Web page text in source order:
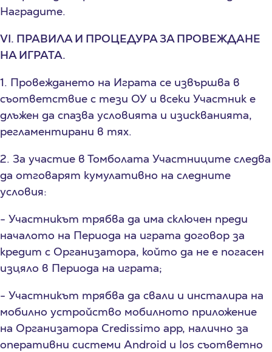
Наградите.
VI. ПРАВИЛА И ПРОЦЕДУРА ЗА ПРОВЕЖДАНЕ
НА ИГРАТА.
1. Провеждането на Играта се извършва в
съответствие с тези ОУ и всеки Участник е
длъжен да спазва условията и изискванията,
регламентирани в тях.
2. За участие в Томболата Участниците следва
да отговарят кумулативно на следните
условия:
- Участникът трябва да има сключен преди
началото на Периода на играта договор за
кредит с Организатора, който да не е погасен
изцяло в Периода на играта;
- Участникът трябва да свали и инсталира на
мобилно устройство мобилното приложение
на Организатора Credissimo app, налично за
оперативни системи Android и Ios съответно